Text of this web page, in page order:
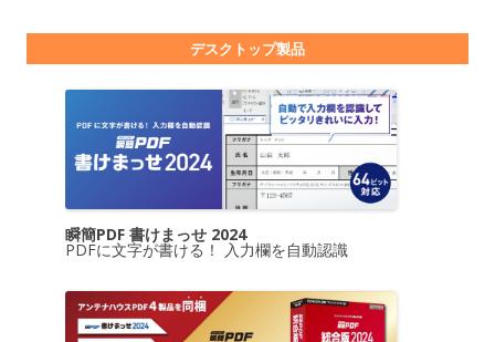
デスクトップ製品
瞬簡PDF 書けまっせ 2024
PDFに文字が書ける！ 入力欄を自動認識